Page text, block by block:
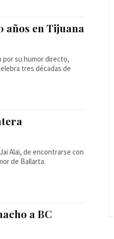
años en Tijuana
por su humor directo,
tres décadas de
Alai, de encontrarse con
de Ballarta.
a BC